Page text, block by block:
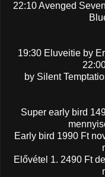
22:10 Avenged
19:30 Eluveitie by
by Silent
Super early bird
Early bird 1990 Ft
Elővétel 1. 2490 Ft